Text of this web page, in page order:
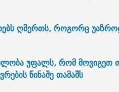
ღმერთს, როგორც
უფალს, რომ მოვიგეთ
წინაშე თამაშს